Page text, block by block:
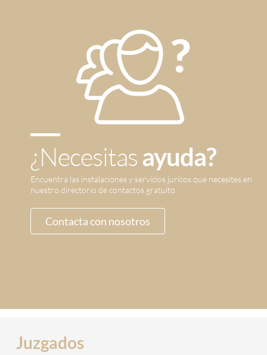
¿Necesitasayuda?
Encuentra las instalaciones y servicios jurícos que necesites en
nuestro directorio de contactos gratuito.
Contacta con nosotros
Juzgados